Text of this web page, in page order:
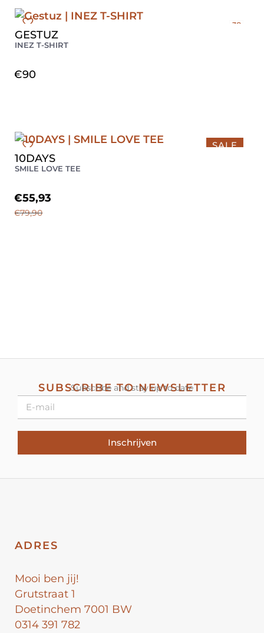
GESTUZ
INEZ T-SHIRT
€90
38
10DAYS
SMILE LOVE TEE
€79,90
€55,93
SALE
SUBSCRIBE TO NEWSLETTER
Subscribe and stay up to date
Inschrijven
ADRES
Mooi ben jij!
Grutstraat 1
Doetinchem 7001 BW
0314 391 782